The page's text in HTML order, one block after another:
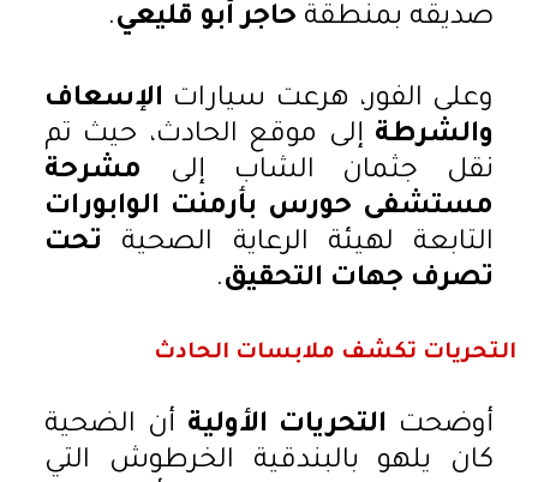
صديقه بمنطقة حاجر أبو قليعي.
وعلى الفور، هرعت سيارات الإسعاف
والشرطة إلى موقع الحادث، حيث تم
نقل جثمان الشاب إلى مشرحة
مستشفى حورس بأرمنت الوابورات
التابعة لهيئة الرعاية الصحية تحت
تصرف جهات التحقيق.
التحريات تكشف ملابسات الحادث
أوضحت التحريات الأولية أن الضحية
كان يلهو بالبندقية الخرطوش التي